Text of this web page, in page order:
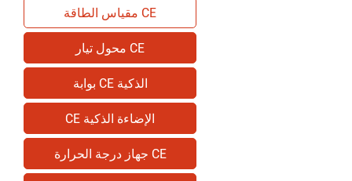
مقياس الطاقة CE
محول تيار CE
بوابة CE الذكية
CE الإضاءة الذكية
جهاز درجة الحرارة CE